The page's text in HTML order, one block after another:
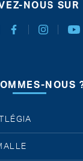
NOUS SUR
Chirurgie
FacebookInstagram
NOUS